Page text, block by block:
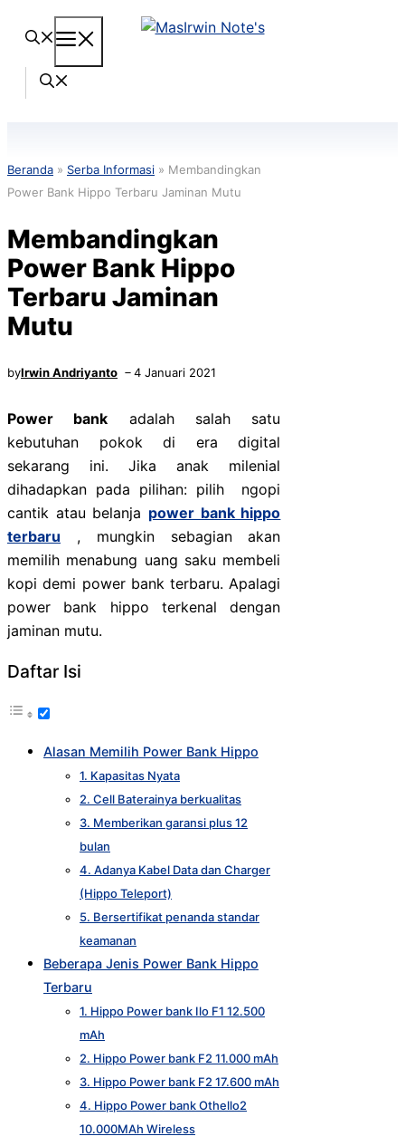
Langsung
Beranda » Serba Informasi » Membandingkan
Power Bank Hippo Terbaru Jaminan Mutu
Membandingkan
Power Bank Hippo
Terbaru Jaminan
Mutu
byIrwin Andriyanto 4 Januari 2021
Power bank adalah salah satu
kebutuhan pokok di era digital
sekarang ini. Jika anak milenial
dihadapkan pada pilihan: pilih ngopi
cantik atau belanja power bank hippo
terbaru , mungkin sebagian akan
memilih menabung uang saku membeli
kopi demi power bank terbaru. Apalagi
power bank hippo terkenal dengan
jaminan mutu.
Daftar Isi
Alasan Memilih Power Bank Hippo
1. Kapasitas Nyata
2. Cell Baterainya berkualitas
3. Memberikan garansi plus 12
bulan
4. Adanya Kabel Data dan Charger
(Hippo Teleport)
5. Bersertifikat penanda standar
keamanan
Beberapa Jenis Power Bank Hippo
Terbaru
1. Hippo Power bank Ilo F1 12.500
mAh
2. Hippo Power bank F2 11.000 mAh
3. Hippo Power bank F2 17.600 mAh
4. Hippo Power bank Othello2
10.000MAh Wireless